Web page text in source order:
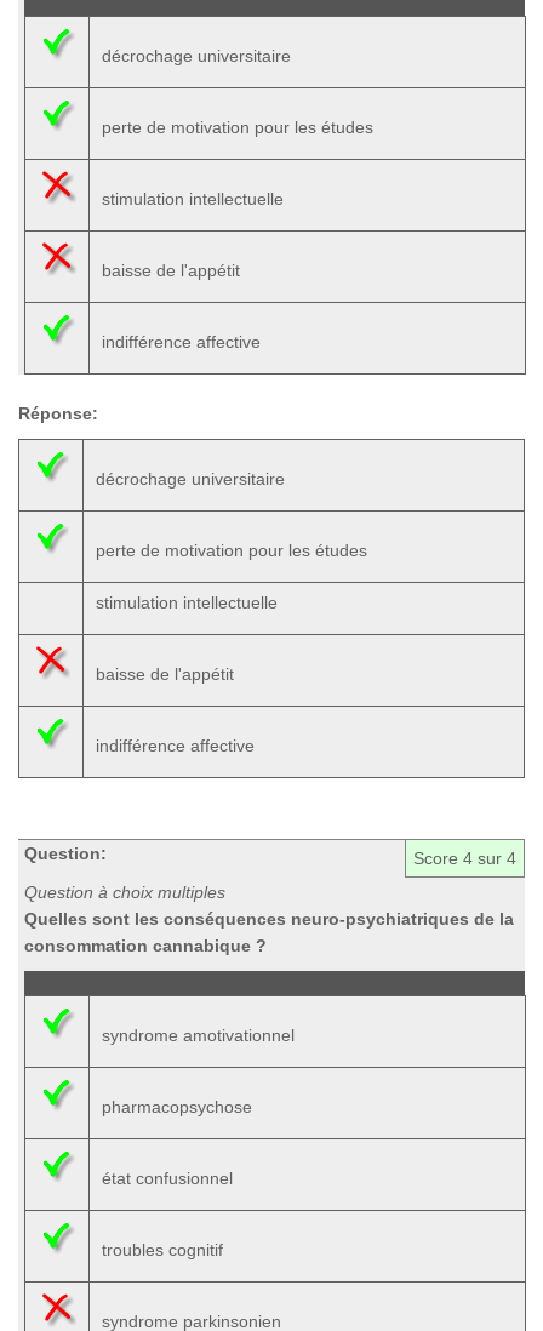
décrochage universitaire
perte de motivation pour les études
stimulation intellectuelle
baisse de l'appétit
indifférence affective
Réponse:
décrochage universitaire
perte de motivation pour les études
stimulation intellectuelle
baisse de l'appétit
indifférence affective
Score 4 sur 4
Question:
Question à choix multiples
Quelles sont les conséquences neuro-psychiatriques de la
consommation cannabique ?
syndrome amotivationnel
pharmacopsychose
état confusionnel
troubles cognitif
syndrome parkinsonien